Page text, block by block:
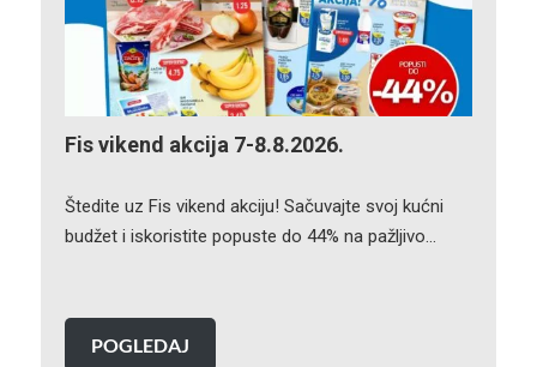
Fis vikend akcija 7-8.8.2026.
Štedite uz Fis vikend akciju! Sačuvajte svoj kućni
budžet i iskoristite popuste do 44% na pažljivo…
POGLEDAJ